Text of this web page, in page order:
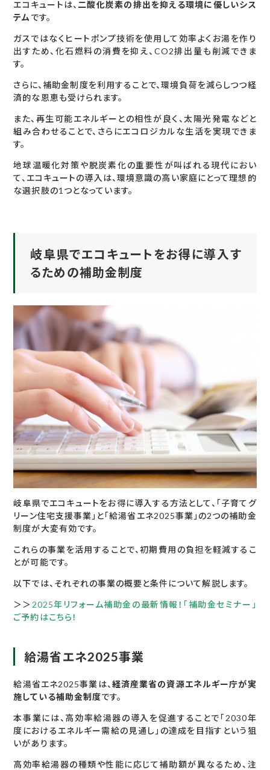
エコキュートは、 二酸化炭素の排出を抑える環境に優しいシス
テム です。
ガスではなくヒートポンプ技術を使用して効率よくお湯を作り
出すため、化石燃料の消費を抑え、CO2排出量も削減できま
す。
さらに、補助金制度を利用することで、環境負荷を減らしつつ経
済的な恩恵も受けられます。
また、再生可能エネルギーとの相性が良く、太陽光発電などと
組み合わせることで、さらにエコロジカルな生活を実現できま
す。
地球温暖化対策や脱炭素化の重要性が叫ばれる現代におい
て、エコキュートの導入は、環境意識の高い家庭にとって理想的
な選択肢の1つとなっています。
岐阜県でエコキュートをお得に導入す
るための補助金制度
岐阜県でエコキュートをお得に導入する方法として、「子育てグ
リーン住宅支援事業」と「給湯省エネ2025事業」の2つの補助金
制度が大変有効です。
これらの事業を活用することで、初期費用の負担を軽減するこ
とが可能です。
以下では、それぞれの事業の概要と条件について解説します。
＞＞ 2025年リフォーム補助金の最新情報！「補助金セミナー」
ご予約はこちら！
給湯省エネ2025事業
給湯省エネ2025事業は、 経済産業省の資源エネルギー庁が実
施している補助金制度です。
本事業には、高効率給湯器の導入を促進することで「2030年
度におけるエネルギー需給の見通し」の達成を目指すという狙
いがあります。
高効率給湯器の種類や性能に応じて補助額が異なるため、注